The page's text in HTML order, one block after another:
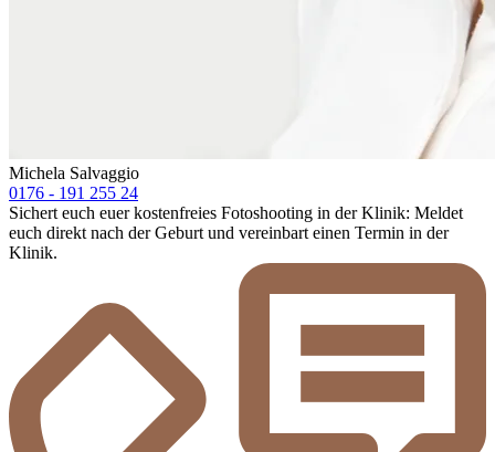
Michela Salvaggio
0176 - 191 255 24
Sichert euch euer kostenfreies Fotoshooting in der Klinik: Meldet
euch direkt nach der Geburt und vereinbart einen Termin in der
Klinik.